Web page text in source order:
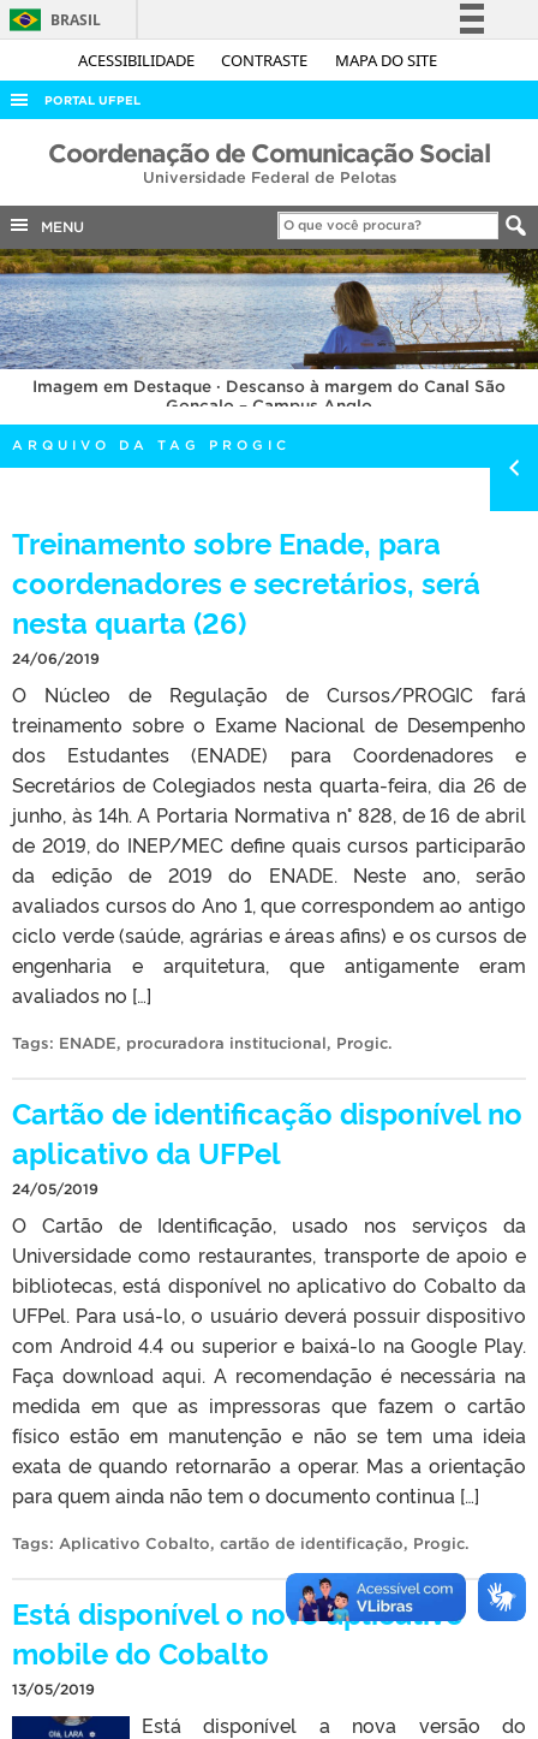
ACESSIBILIDADE CONTRASTE MAPA DO SITE
BRASIL
Simplifique!
Acesso à informação
Legislação
Canais
PORTAL UFPEL
ACESSO À INFORMAÇÃO
COBALTO
CONCURSOS
EDITAIS
INTERNACIONAL
OUVIDORIA
PORTARIAS
TELEFONES
Coordenação de Comunicação Social
Universidade Federal de Pelotas
MENU
Imagem em Destaque · Descanso à margem do Canal São
Gonçalo – Campus Anglo
ARQUIVO DA TAG PROGIC
Treinamento sobre Enade, para
coordenadores e secretários, será
nesta quarta (26)
24/06/2019
O Núcleo de Regulação de Cursos/PROGIC fará
treinamento sobre o Exame Nacional de Desempenho
dos Estudantes (ENADE) para Coordenadores e
Secretários de Colegiados nesta quarta-feira, dia 26 de
junho, às 14h. A Portaria Normativa n° 828, de 16 de abril
de 2019, do INEP/MEC define quais cursos participarão
da edição de 2019 do ENADE. Neste ano, serão
avaliados cursos do Ano 1, que correspondem ao antigo
ciclo verde (saúde, agrárias e áreas afins) e os cursos de
engenharia e arquitetura, que antigamente eram
avaliados no […]
Tags: ENADE, procuradora institucional, Progic.
Cartão de identificação disponível no
aplicativo da UFPel
24/05/2019
O Cartão de Identificação, usado nos serviços da
Universidade como restaurantes, transporte de apoio e
bibliotecas, está disponível no aplicativo do Cobalto da
UFPel. Para usá-lo, o usuário deverá possuir dispositivo
com Android 4.4 ou superior e baixá-lo na Google Play.
Faça download aqui. A recomendação é necessária na
medida em que as impressoras que fazem o cartão
físico estão em manutenção e não se tem uma ideia
exata de quando retornarão a operar. Mas a orientação
para quem ainda não tem o documento continua […]
Tags: Aplicativo Cobalto, cartão de identificação, Progic.
Está disponível o novo aplicativo
mobile do Cobalto
13/05/2019
Está disponível a nova versão do